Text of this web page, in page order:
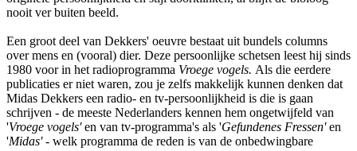
nooit ver buiten beeld.
Een groot deel van Dekkers' oeuvre bestaat uit bundels columns
over mens en (vooral) dier. Deze persoonlijke schetsen leest hij sinds
1980 voor in het radioprogramma Vroege vogels. Als die eerdere
publicaties er niet waren, zou je zelfs makkelijk kunnen denken dat
Midas Dekkers een radio- en tv-persoonlijkheid is die is gaan
schrijven - de meeste Nederlanders kennen hem ongetwijfeld van
'Vroege vogels'en van tv-programma's als 'Gefundenes Fressen'en
'Midas'- welk programma de reden is van de onbedwingbare